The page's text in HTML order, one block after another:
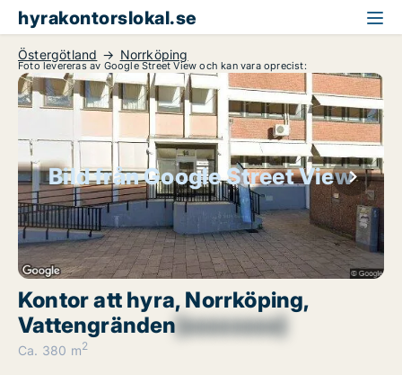
hyrakontorslokal.se
Östergötland Norrköping
Foto levereras av Google Street View och kan vara oprecist:
Bild från Google Street View
Kontor att hyra, Norrköping,
Vattengränden[xxxxxxxx]
Ca. 380 m2